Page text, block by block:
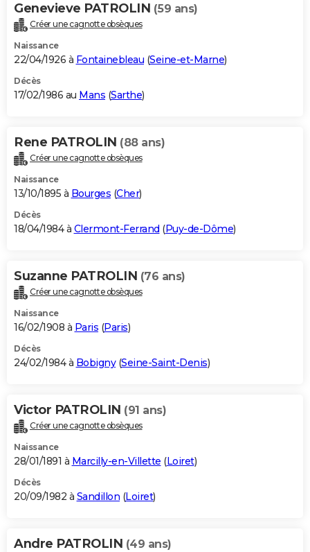
Genevieve PATROLIN (59 ans)
Créer une cagnotte obsèques
Naissance
22/04/1926 à Fontainebleau (Seine-et-Marne)
Décès
17/02/1986 au Mans (Sarthe)
Rene PATROLIN (88 ans)
Créer une cagnotte obsèques
Naissance
13/10/1895 à Bourges (Cher)
Décès
18/04/1984 à Clermont-Ferrand (Puy-de-Dôme)
Suzanne PATROLIN (76 ans)
Créer une cagnotte obsèques
Naissance
16/02/1908 à Paris (Paris)
Décès
24/02/1984 à Bobigny(Seine-Saint-Denis)
Victor PATROLIN (91 ans)
Créer une cagnotte obsèques
Naissance
28/01/1891 à Marcilly-en-Villette (Loiret)
Décès
20/09/1982 à Sandillon (Loiret)
Andre PATROLIN (49 ans)